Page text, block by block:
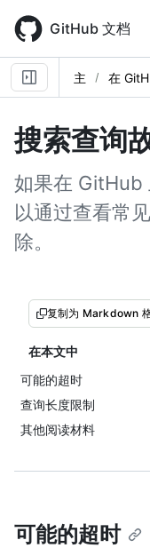
main
content
GitHub 文档
主 在
搜索查询
如果在 GitHub
以通过查看常
除。
复制为 Markdown
在本文中
可能的超时
查询长度限制
其他阅读材料
可能的超时